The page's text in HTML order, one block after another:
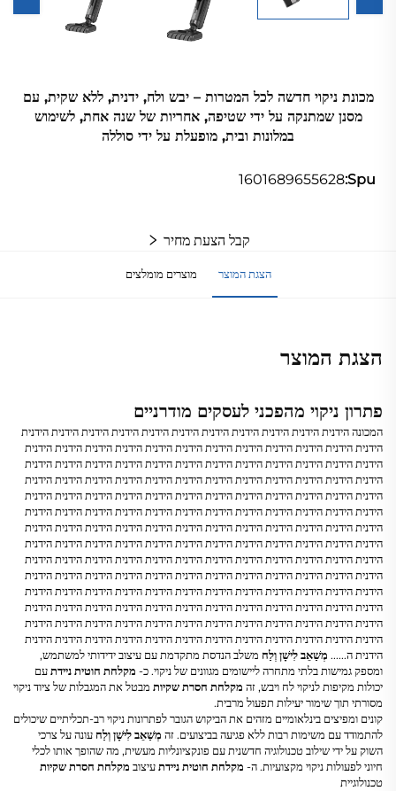
מכונת ניקוי חדשה לכל המטרות – יבש ולח, ידנית, ללא שקית, עם
מסנן שמתנקה על ידי שטיפה, אחריות של שנה אחת, לשימוש
במלונות ובית, מופעלת על ידי סוללה
Spu:
1601689655628
קבל הצעת מחיר
הצגת המוצר מוצרים מומלצים
הצגת המוצר
פתרון ניקוי מהפכני לעסקים מודרניים
המכונה הידנית הידנית הידנית הידנית הידנית הידנית הידנית הידנית הידנית הידנית הידנית
הידנית הידנית הידנית הידנית הידנית הידנית הידנית הידנית הידנית הידנית הידנית הידנית
הידנית הידנית הידנית הידנית הידנית הידנית הידנית הידנית הידנית הידנית הידנית הידנית
הידנית הידנית הידנית הידנית הידנית הידנית הידנית הידנית הידנית הידנית הידנית הידנית
הידנית הידנית הידנית הידנית הידנית הידנית הידנית הידנית הידנית הידנית הידנית הידנית
הידנית הידנית הידנית הידנית הידנית הידנית הידנית הידנית הידנית הידנית הידנית הידנית
הידנית הידנית הידנית הידנית הידנית הידנית הידנית הידנית הידנית הידנית הידנית הידנית
הידנית הידנית הידנית הידנית הידנית הידנית הידנית הידנית הידנית הידנית הידנית הידנית
הידנית הידנית הידנית הידנית הידנית הידנית הידנית הידנית הידנית הידנית הידנית הידנית
הידנית הידנית הידנית הידנית הידנית הידנית הידנית הידנית הידנית הידנית הידנית הידנית
הידנית הידנית הידנית הידנית הידנית הידנית הידנית הידנית הידנית הידנית הידנית הידנית
הידנית הידנית הידנית הידנית הידנית הידנית הידנית הידנית הידנית הידנית הידנית הידנית
הידנית הידנית הידנית הידנית הידנית הידנית הידנית הידנית הידנית הידנית הידנית הידנית
הידנית הידנית הידנית הידנית הידנית הידנית הידנית הידנית הידנית הידנית הידנית הידנית
הידנית ה...... מְשַׁאֵב לִישָׁן וְלַח משלב הנדסת מתקדמת עם עיצוב ידידותי למשתמש,
ומספק גמישות בלתי מתחרה ליישומים מגוונים של ניקוי. כ- מקלחת חוטית ניידתעם
יכולות מקיפות לניקוי לח ויבש, זה מקלחת חסרת שקיות מבטל את המגבלות של ציוד ניקוי
מסורתי תוך שימור יעילות תפעול מרבית.
קונים ומפיצים בינלאומיים מזהים את הביקוש הגובר לפתרונות ניקוי רב-תכליתיים שיכולים
להתמודד עם משימות רבות ללא פגיעה בביצועים. זה מְשַׁאֵב לִישָׁן וְלַח עונה על צרכי
השוק על ידי שילוב טכנולוגיה חדשנית עם פונקציונליות מעשית, מה שהופך אותו לכלי
חיוני לפעולות ניקוי מקצועיות. ה- מקלחת חוטית ניידתעיצוב מקלחת חסרת שקיות
טכנולוגיית